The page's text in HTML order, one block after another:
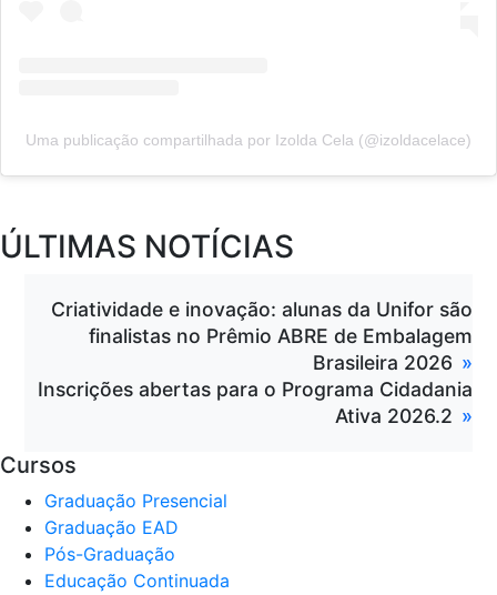
Uma publicação compartilhada por Izolda Cela (@izoldacelace)
ÚLTIMAS NOTÍCIAS
Criatividade e inovação: alunas da Unifor são
finalistas no Prêmio ABRE de Embalagem
Brasileira 2026
Inscrições abertas para o Programa Cidadania
Ativa 2026.2
Cursos
Graduação Presencial
Graduação EAD
Pós-Graduação
Educação Continuada